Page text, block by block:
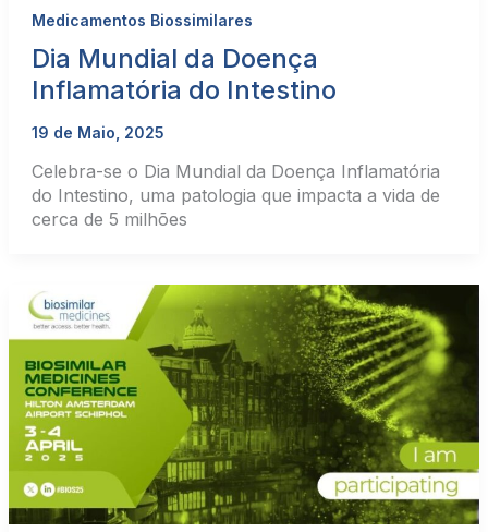
Medicamentos Biossimilares
Dia Mundial da Doença
Inflamatória do Intestino
19 de Maio, 2025
Celebra-se o Dia Mundial da Doença Inflamatória
do Intestino, uma patologia que impacta a vida de
cerca de 5 milhões